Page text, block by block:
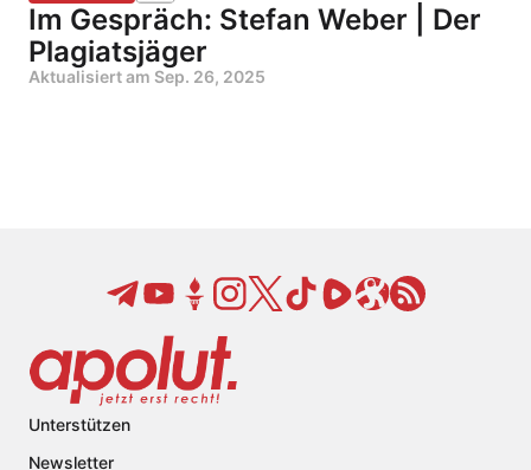
Im Gespräch: Stefan Weber | Der
Plagiatsjäger
Aktualisiert am Sep. 26, 2025
Unterstützen
Newsletter